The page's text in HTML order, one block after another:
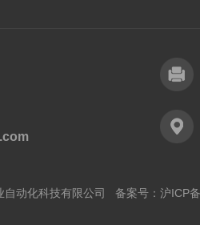
动化科技有限公司 备案号： 沪ICP